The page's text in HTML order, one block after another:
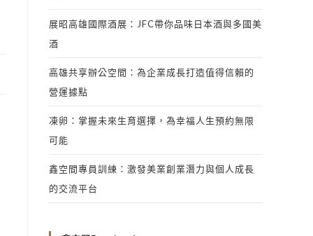
展昭高雄國際酒展：JFC帶你品味日本酒與多國美
酒
高雄共享辦公空間：為企業成長打造值得信賴的
營運據點
凍卵：掌握未來生育選擇，為幸福人生預約無限
可能
鑫空間專員訓練：激發美業創業潛力與個人成長
的交流平台